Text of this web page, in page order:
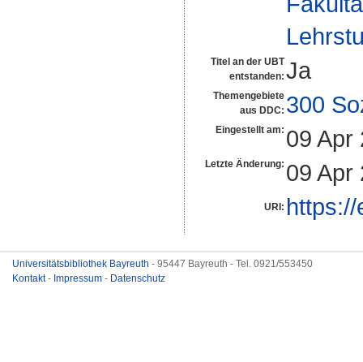
Titel an der UBT
entstanden: Ja
Themengebiete
aus DDC: 300
Eingestellt am: 09 Apr
Letzte Änderung: 09 Apr
URI:
Universitätsbibliothek Bayreuth - 95447 Bayreuth - Tel. 0921/553450
Kontakt- Impressum - Datenschutz